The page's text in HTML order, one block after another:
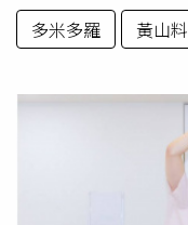
多米多羅
黃山料